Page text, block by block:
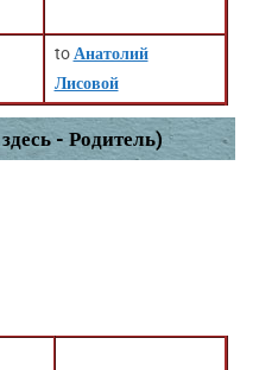
to Анатолий
Лисовой
- Родитель)